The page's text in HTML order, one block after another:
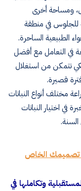
ومساحة أخرى
للجلوس في منطقة
الطبيعية الساحرة.
في التعامل مع أفضل
تتمكن من استغلال
قصيرة.
مختلف أنواع النباتات
في اختيار النباتات
.
تصميمك الخاص
وتكاملها في